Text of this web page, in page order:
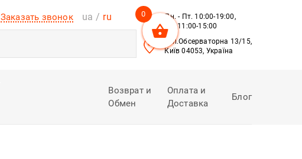
Заказать звонок ua
ru
Пн. - Пт. 10:00-19:00,
Сб. 11:00-15:00
вул.Обсерваторна 13/15,
Київ 04053, Україна
Возврат и
Обмен
Оплата и
Доставка
Блог
0